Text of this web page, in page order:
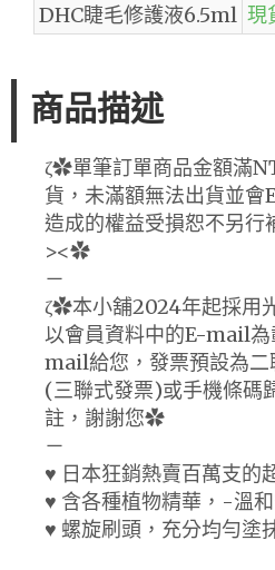
DHC睫毛修護液6.5ml 現
商品描述
ζ✿單筆訂單商品金額滿
貨，未滿額無法出貨並
造成的權益受損恕不另行
><✿
－
ζ✿本小舖2024年起採用
以會員資料中的E-mail為
mail給您，發票預設為二
(三聯式發票)或手機條碼
註，謝謝您✿
－
♥ 日本狂銷熱賣百萬支的
♥ 含各種植物精華，-溫
♥ 螺旋刷頭，充分均勻塗